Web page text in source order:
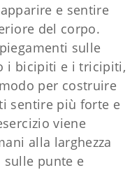
e sentire
del corpo.
sulle
i bicipiti e i tricipiti,
per costruire
sentire più forte e
viene
alla larghezza
sulle punte e